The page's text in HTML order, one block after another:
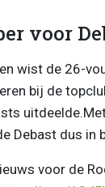
voor
wist de 26-
bij de
Debast dus in
voor de